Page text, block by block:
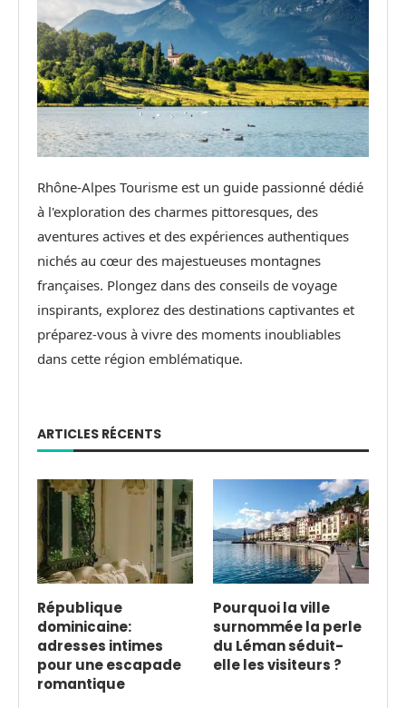
Rhône-Alpes Tourisme est un guide passionné dédié
à l'exploration des charmes pittoresques, des
aventures actives et des expériences authentiques
nichés au cœur des majestueuses montagnes
françaises. Plongez dans des conseils de voyage
inspirants, explorez des destinations captivantes et
préparez-vous à vivre des moments inoubliables
dans cette région emblématique.
ARTICLES RÉCENTS
République
dominicaine:
adresses intimes
pour une escapade
romantique
Pourquoi la ville
surnommée la perle
du Léman séduit-
elle les visiteurs ?